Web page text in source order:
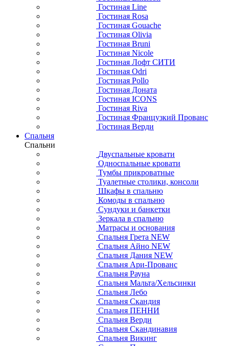
Гостиная Line
Гостиная Rosa
Гостиная Gouache
Гостиная Olivia
Гостиная Bruni
Гостиная Nicole
Гостиная Лофт СИТИ
Гостиная Odri
Гостиная Pollo
Гостиная Доната
Гостиная ICONS
Гостиная Riva
Гостиная Французкий Прованс
Гостиная Верди
Спальня
Спальни
Двуспальные кровати
Односпальные кровати
Тумбы прикроватные
Туалетные столики, консоли
Шкафы в спальню
Комоды в спальню
Сундуки и банкетки
Зеркала в спальню
Матрасы и основания
Спальня Грета NEW
Спальня Айно NEW
Спальня Дания NEW
Спальня Ари-Прованс
Спальня Рауна
Спальня Мальта/Хельсинки
Спальня Лебо
Спальня Скандия
Спальня ПЕННИ
Спальня Верди
Спальня Скандинавия
Спальня Викинг